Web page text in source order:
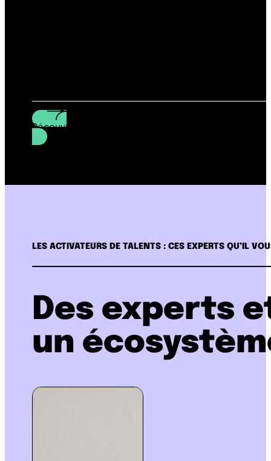
Découvrir nos valeurs
LES ACTIVATEURS DE TALENTS : CES EXPERTS QU’IL
Des experts
un